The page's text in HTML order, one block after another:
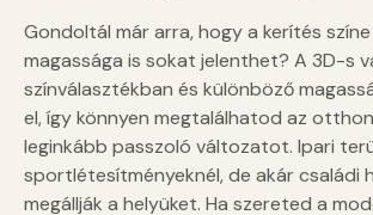
Gondoltál már arra, hogy a kerítés
magassága is sokat jelenthet? A 3D-s
színválasztékban és különböző
el, így könnyen megtalálhatod az
leginkább passzoló változatot. Ipari
sportlétesítményeknél, de akár családi
megállják a helyüket. Ha szereted a